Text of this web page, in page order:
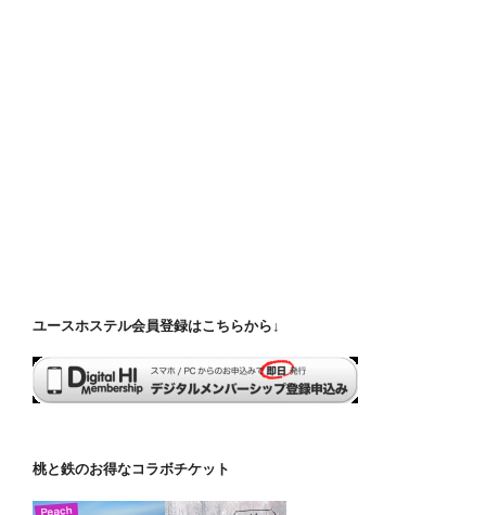
ユースホステル会員登録はこちらから↓
桃と鉄のお得なコラボチケット